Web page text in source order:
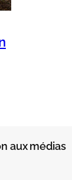
aux médias